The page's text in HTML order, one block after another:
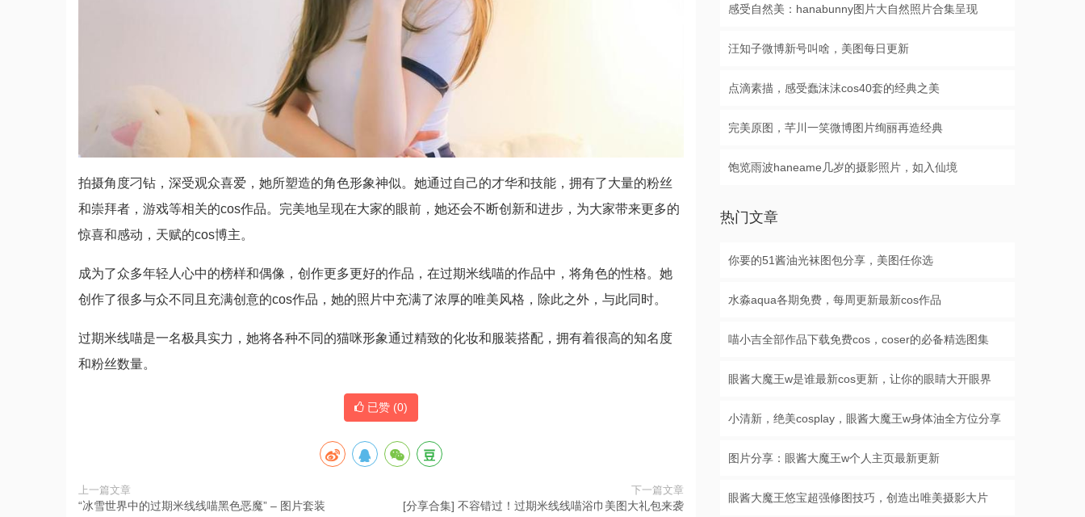
拍摄角度刁钻，深受观众喜爱，她所塑造的角色形象神似。她通过自己的才华和技能，拥有了大量的粉丝
和崇拜者，游戏等相关的cos作品。完美地呈现在大家的眼前，她还会不断创新和进步，为大家带来更多的
惊喜和感动，天赋的cos博主。
成为了众多年轻人心中的榜样和偶像，创作更多更好的作品，在过期米线喵的作品中，将角色的性格。她
创作了很多与众不同且充满创意的cos作品，她的照片中充满了浓厚的唯美风格，除此之外，与此同时。
过期米线喵是一名极具实力，她将各种不同的猫咪形象通过精致的化妆和服装搭配，拥有着很高的知名度
和粉丝数量。
已赞 (0)
上一篇文章
“冰雪世界中的过期米线线喵黑色恶魔” – 图片套装
下一篇文章
[分享合集] 不容错过！过期米线线喵浴巾美图大礼包来袭
感受自然美：hanabunny图片大自然照片合集呈现
汪知子微博新号叫啥，美图每日更新
点滴素描，感受蠢沫沫cos40套的经典之美
完美原图，芊川一笑微博图片绚丽再造经典
饱览雨波haneame几岁的摄影照片，如入仙境
热门文章
你要的51酱油光袜图包分享，美图任你选
水淼aqua各期免费，每周更新最新cos作品
喵小吉全部作品下载免费cos，coser的必备精选图集
眼酱大魔王w是谁最新cos更新，让你的眼睛大开眼界
小清新，绝美cosplay，眼酱大魔王w身体油全方位分享
图片分享：眼酱大魔王w个人主页最新更新
眼酱大魔王悠宝超强修图技巧，创造出唯美摄影大片